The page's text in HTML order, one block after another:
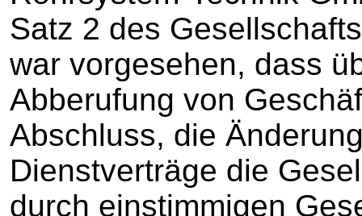
Satz 2 des
war vorgesehen, dass
Abberufung von
Abschluss, die
Dienstverträge die
durch einstimmigen